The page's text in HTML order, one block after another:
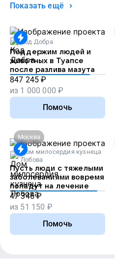
Показать ещё
Код Добра
Поддержим людей и
животных в Туапсе
после разлива мазута
847 245 ₽
из 1 000 000 ₽
Помочь
Москва
Дом милосердия кузнеца
Лобова
Пусть люди с тяжелыми
заболеваниями вовремя
попадут на лечение
47 346 ₽
из 51 150 ₽
Помочь